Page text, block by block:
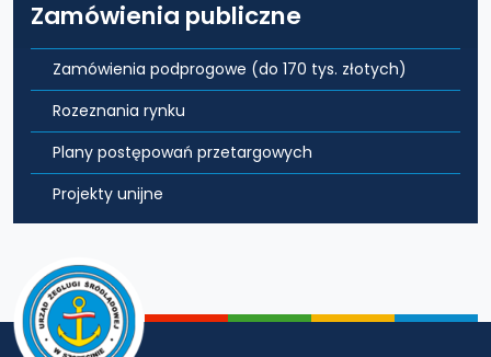
Zamówienia publiczne
Zamówienia podprogowe (do 170 tys. złotych)
Rozeznania rynku
Plany postępowań przetargowych
Projekty unijne